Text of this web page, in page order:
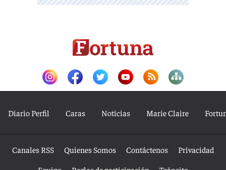
Diario Perfil Caras Noticias Marie Claire
Canales RSS Quienes Somos Contáctenos
Privacidad